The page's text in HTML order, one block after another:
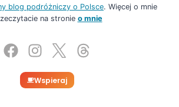
blog podróżniczy o Polsce. Więcej o mnie
na stronie o mnie
Wspieraj